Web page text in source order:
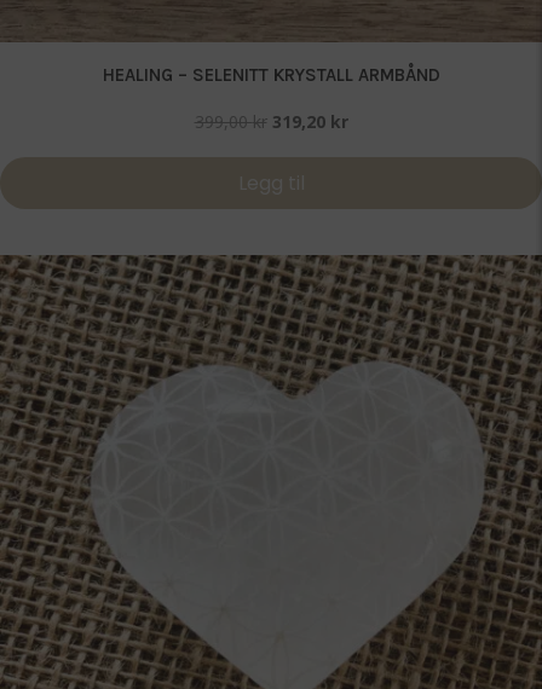
HEALING – SELENITT KRYSTALL ARMBÅND
399,00kr Opprinnelig
399,00 kr.
319,20 krNåværende
Legg til